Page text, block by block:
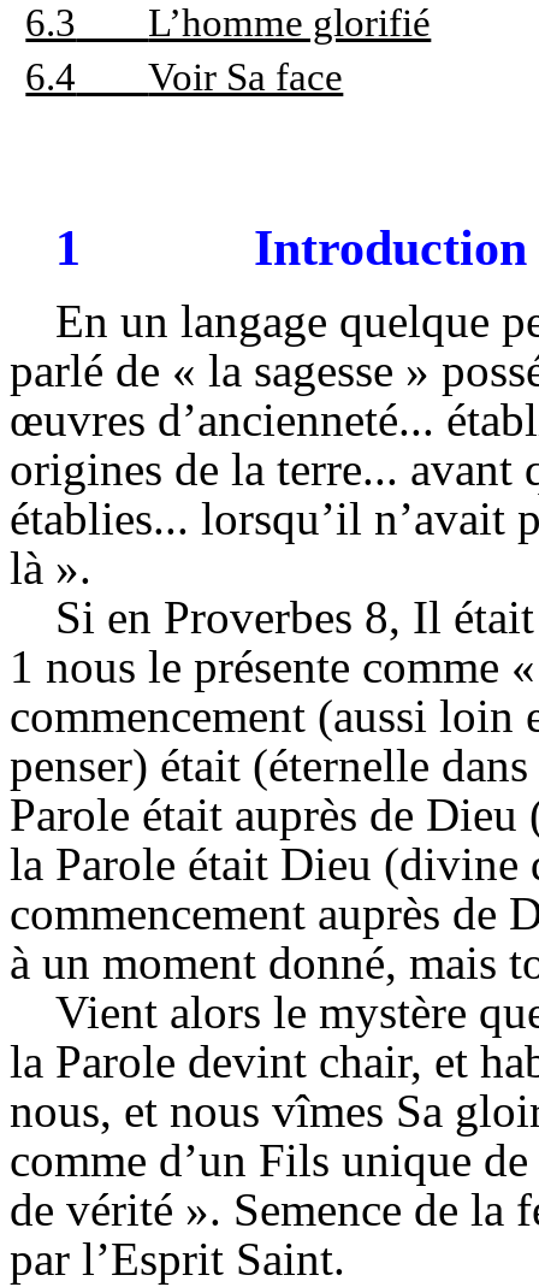
6.3
L’homme glorifié
6.4
Voir Sa face
1 Introduction
En un langage quelque
parlé de « la sagesse »
œuvres d’ancienneté...
origines de la terre... avant
établies... lorsqu’il n’avait
là ».
Si en Proverbes 8, Il
1 nous le présente comme
commencement (aussi loin
penser) était (éternelle
Parole était auprès de Dieu
la Parole était Dieu (divine
commencement auprès de
à un moment donné, mais
Vient alors le mystère
la Parole devint chair, et
nous, et nous vîmes Sa
comme d’un Fils unique
de vérité ». Semence de la
par l’Esprit Saint.